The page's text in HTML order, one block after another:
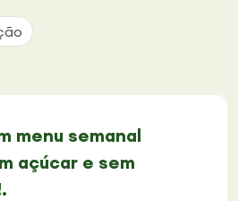
menu semanal
açúcar e sem